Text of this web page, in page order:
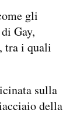
gli
Gay,
tra i quali
sulla
della